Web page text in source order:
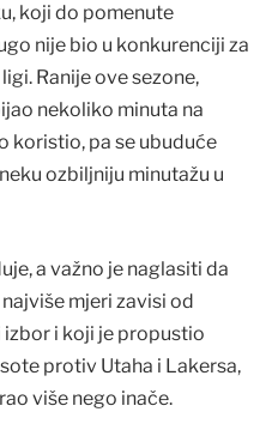
koji do pomenute
nije bio u konkurenciji za
Ranije ove sezone,
nekoliko minuta na
koristio, pa se ubuduće
ozbiljniju minutažu u
a važno je naglasiti da
mjeri zavisi od
izbor i koji je propustio
protiv Utaha i Lakersa,
više nego inače.